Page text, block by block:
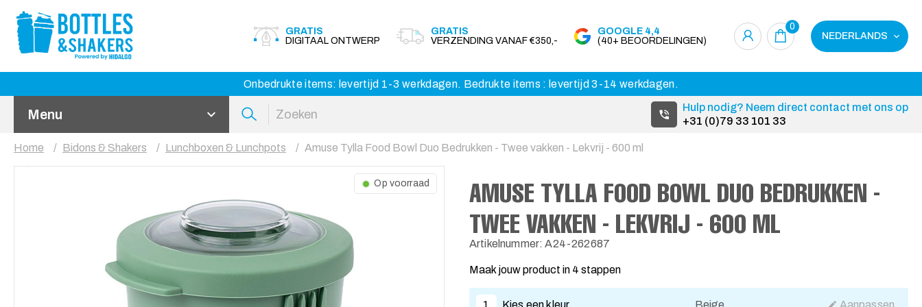
GRATIS
DIGITAAL ONTWERP
GRATIS
VERZENDING VANAF €350,-
GOOGLE 4,4
(40+ BEOORDELINGEN)
0
NEDERLANDS
Onbedrukte items: levertijd 1-3 werkdagen. Bedrukte items : levertijd 3-14 werkdagen.
Menu
Hulp nodig? Neem direct contact met ons op
+31 (0)79 33 101 33
Home Bidons & Shakers Lunchboxen & Lunchpots Amuse Tylla Food Bowl Duo Bedrukken - Twee vakken - Lekvrij - 600 ml
Op voorraad
AMUSE TYLLA FOOD BOWL DUO BEDRUKKEN -
TWEE VAKKEN - LEKVRIJ - 600 ML
Artikelnummer: A24-262687
Maak jouw product in 4 stappen
1 Kies een kleur Beige Aanpassen